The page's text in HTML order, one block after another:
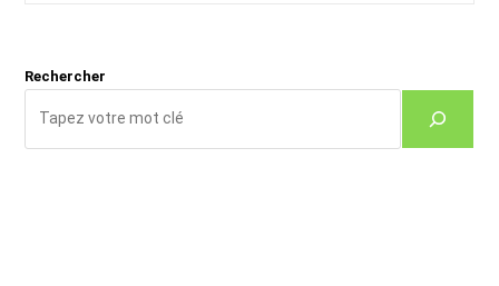
Rechercher